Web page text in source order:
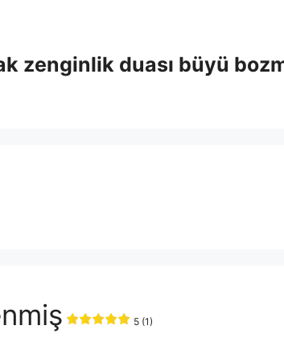
zenginlik duası büyü
5 (1)